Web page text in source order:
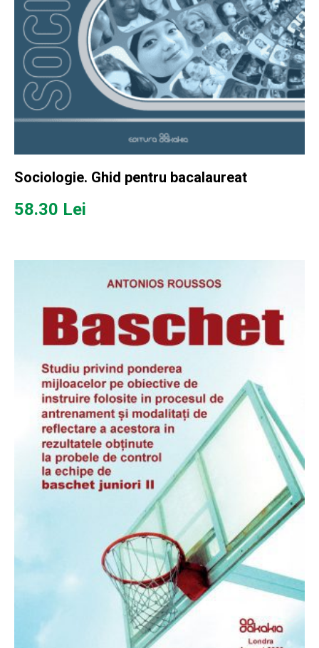
Sociologie. Ghid pentru bacalaureat
58.30 Lei